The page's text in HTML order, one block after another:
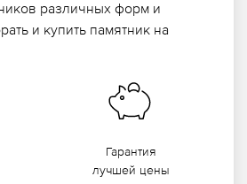
представлен большой выбор
различных форм и
и купить памятник на
Гарантия